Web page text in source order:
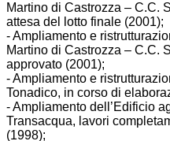
Martino di Castrozza – C.C.
attesa del lotto finale (2001);
- Ampliamento e
Martino di Castrozza – C.C.
approvato (2001);
- Ampliamento e
Tonadico, in corso di
- Ampliamento dell’Edificio
Transacqua, lavori
(1998);